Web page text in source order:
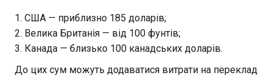
США — приблизно 185 доларів;
Велика Британія — від 100 фунтів;
Канада — близько 100 канадських доларів.
До цих сум можуть додаватися витрати на переклад